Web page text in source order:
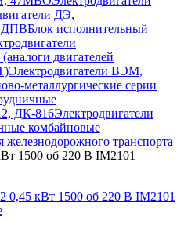
ДЭ,
ДПВБлок исполнительный
двигателей
Электродвигатели ВЭМ,
металлургические серии
ДК-816Электродвигатели
комбайновые
транспорта
1500 об 220 В IM2101